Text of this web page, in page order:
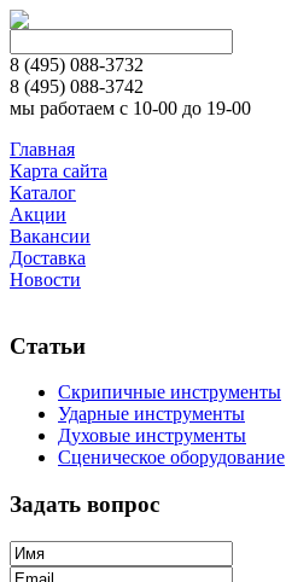
8 (495) 088-3732
8 (495) 088-3742
мы работаем с 10-00 до 19-00
Главная
Карта сайта
Каталог
Акции
Вакансии
Доставка
Новости
Статьи
Скрипичные инструменты
Ударные инструменты
Духовые инструменты
Сценическое оборудование
Задать вопрос